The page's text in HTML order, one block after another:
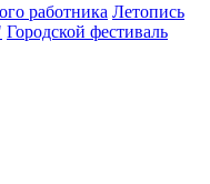
работника Летопись
Городской фестиваль